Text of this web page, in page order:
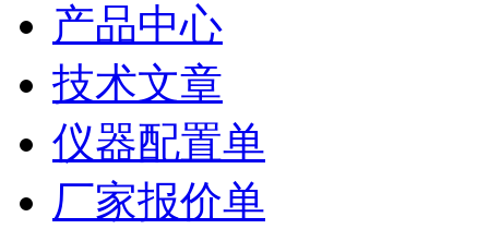
产品中心
技术文章
仪器配置单
厂家报价单